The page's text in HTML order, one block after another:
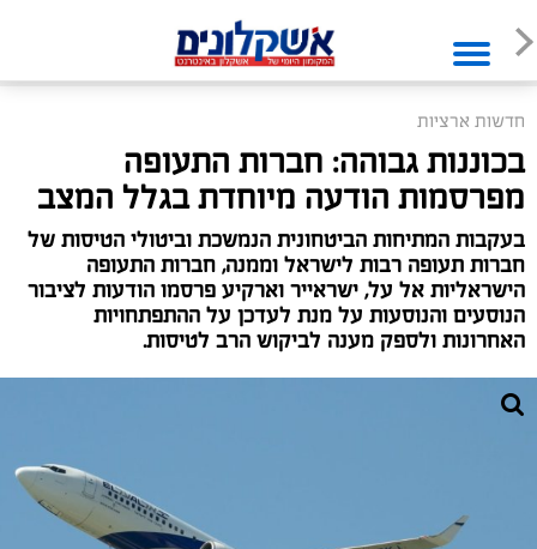
חדשות ארציות
בכוננות גבוהה: חברות התעופה
מפרסמות הודעה מיוחדת בגלל המצב
בעקבות המתיחות הביטחונית הנמשכת וביטולי הטיסות של
חברות תעופה רבות לישראל וממנה, חברות התעופה
הישראליות אל על, ישראייר וארקיע פרסמו הודעות לציבור
הנוסעים והנוסעות על מנת לעדכן על ההתפתחויות
האחרונות ולספק מענה לביקוש הרב לטיסות.